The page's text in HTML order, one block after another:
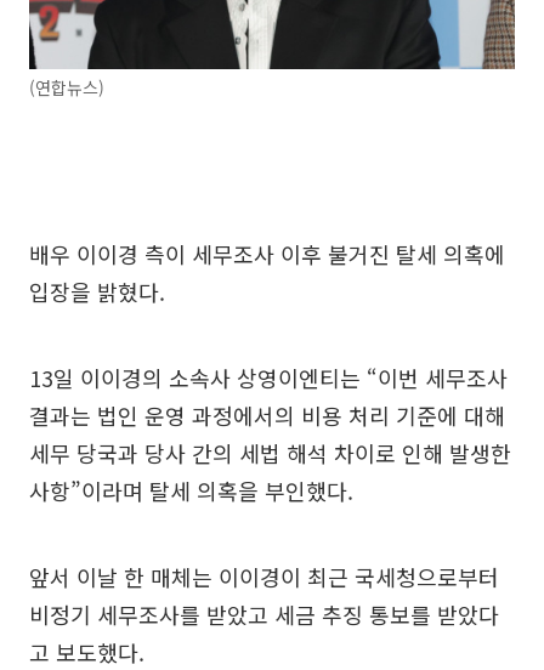
(연합뉴스)
배우 이이경 측이 세무조사 이후 불거진 탈세 의혹에
입장을 밝혔다.
13일 이이경의 소속사 상영이엔티는 “이번 세무조사
결과는 법인 운영 과정에서의 비용 처리 기준에 대해
세무 당국과 당사 간의 세법 해석 차이로 인해 발생한
사항”이라며 탈세 의혹을 부인했다.
앞서 이날 한 매체는 이이경이 최근 국세청으로부터
비정기 세무조사를 받았고 세금 추징 통보를 받았다
고 보도했다.